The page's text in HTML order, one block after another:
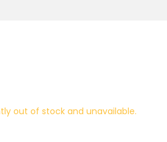
out of stock and unavailable.